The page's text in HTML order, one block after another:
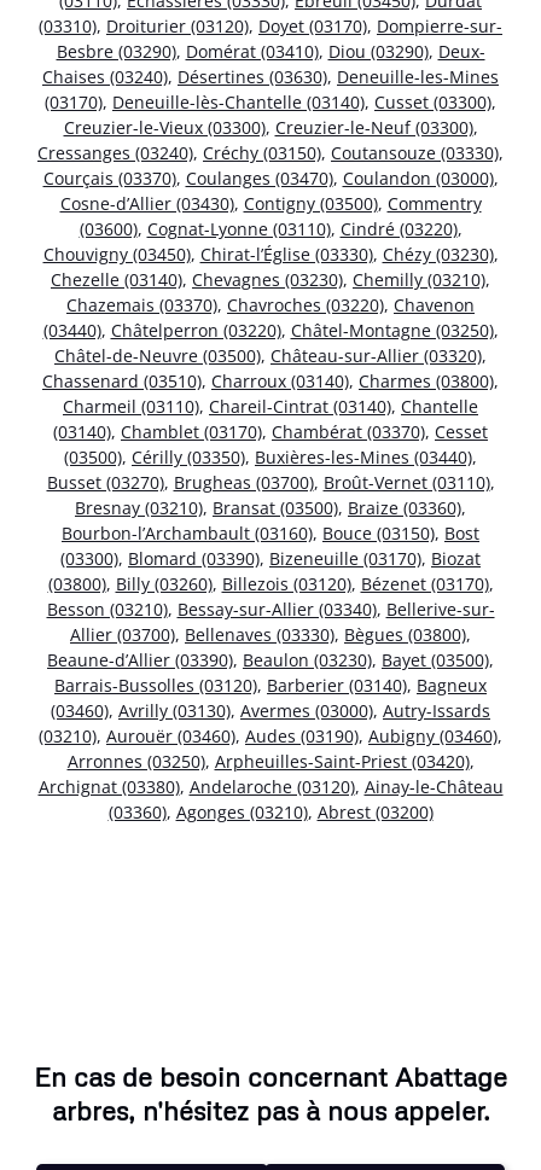
(03310), Droiturier (03120), Doyet (03170), Dompierre-sur-
Besbre (03290), Domérat (03410), Diou (03290), Deux-
Chaises (03240), Désertines (03630), Deneuille-les-Mines
(03170), Deneuille-lès-Chantelle (03140), Cusset (03300),
Creuzier-le-Vieux (03300), Creuzier-le-Neuf (03300),
Cressanges (03240), Créchy (03150), Coutansouze (03330),
Courçais (03370), Coulanges (03470), Coulandon (03000),
Cosne-d’Allier (03430), Contigny (03500), Commentry
(03600), Cognat-Lyonne (03110), Cindré (03220),
Chouvigny (03450), Chirat-l’Église (03330), Chézy (03230),
Chezelle (03140), Chevagnes (03230), Chemilly (03210),
Chazemais (03370), Chavroches (03220), Chavenon
(03440), Châtelperron (03220), Châtel-Montagne (03250),
Châtel-de-Neuvre (03500), Château-sur-Allier (03320),
Chassenard (03510), Charroux (03140), Charmes (03800),
Charmeil (03110), Chareil-Cintrat (03140), Chantelle
(03140), Chamblet (03170), Chambérat (03370), Cesset
(03500), Cérilly (03350), Buxières-les-Mines (03440),
Busset (03270), Brugheas (03700), Broût-Vernet (03110),
Bresnay (03210), Bransat (03500), Braize (03360),
Bourbon-l’Archambault (03160), Bouce (03150), Bost
(03300), Blomard (03390), Bizeneuille (03170), Biozat
(03800), Billy (03260), Billezois (03120), Bézenet (03170),
Besson (03210), Bessay-sur-Allier (03340), Bellerive-sur-
Allier (03700), Bellenaves (03330), Bègues (03800),
Beaune-d’Allier (03390), Beaulon (03230), Bayet (03500),
Barrais-Bussolles (03120), Barberier (03140), Bagneux
(03460), Avrilly (03130), Avermes (03000), Autry-Issards
(03210), Aurouër (03460), Audes (03190), Aubigny (03460),
Arronnes (03250), Arpheuilles-Saint-Priest (03420),
Archignat (03380), Andelaroche (03120), Ainay-le-Château
(03360), Agonges (03210), Abrest (03200)
En cas de besoin concernant Abattage
arbres, n'hésitez pas à nous appeler.